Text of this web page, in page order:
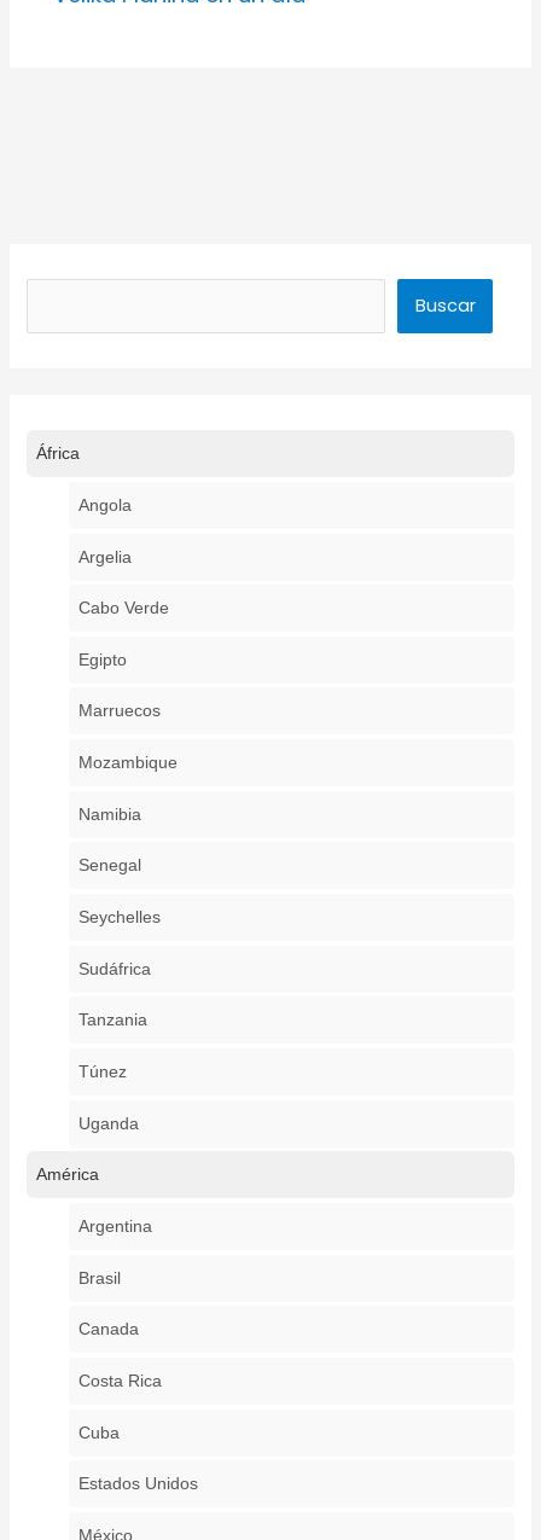
Buscar
África
Angola
Argelia
Cabo Verde
Egipto
Marruecos
Mozambique
Namibia
Senegal
Seychelles
Sudáfrica
Tanzania
Túnez
Uganda
América
Argentina
Brasil
Canada
Costa Rica
Cuba
Estados Unidos
México